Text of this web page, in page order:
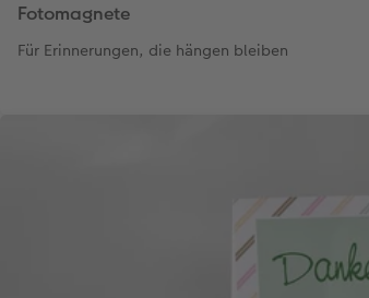
Fotomagnete
Für Erinnerungen, die hängen bleiben